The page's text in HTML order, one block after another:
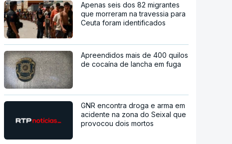
Apenas seis dos 82 migrantes
que morreram na travessia para
Ceuta foram identificados
Apreendidos mais de 400 quilos
de cocaína de lancha em fuga
GNR encontra droga e arma em
acidente na zona do Seixal que
provocou dois mortos